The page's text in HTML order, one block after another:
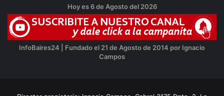
Hoy es 6 de Agosto del 2026
InfoBaires24 | Fundado el 21 de Agosto de 2014 por Ignacio
Campos